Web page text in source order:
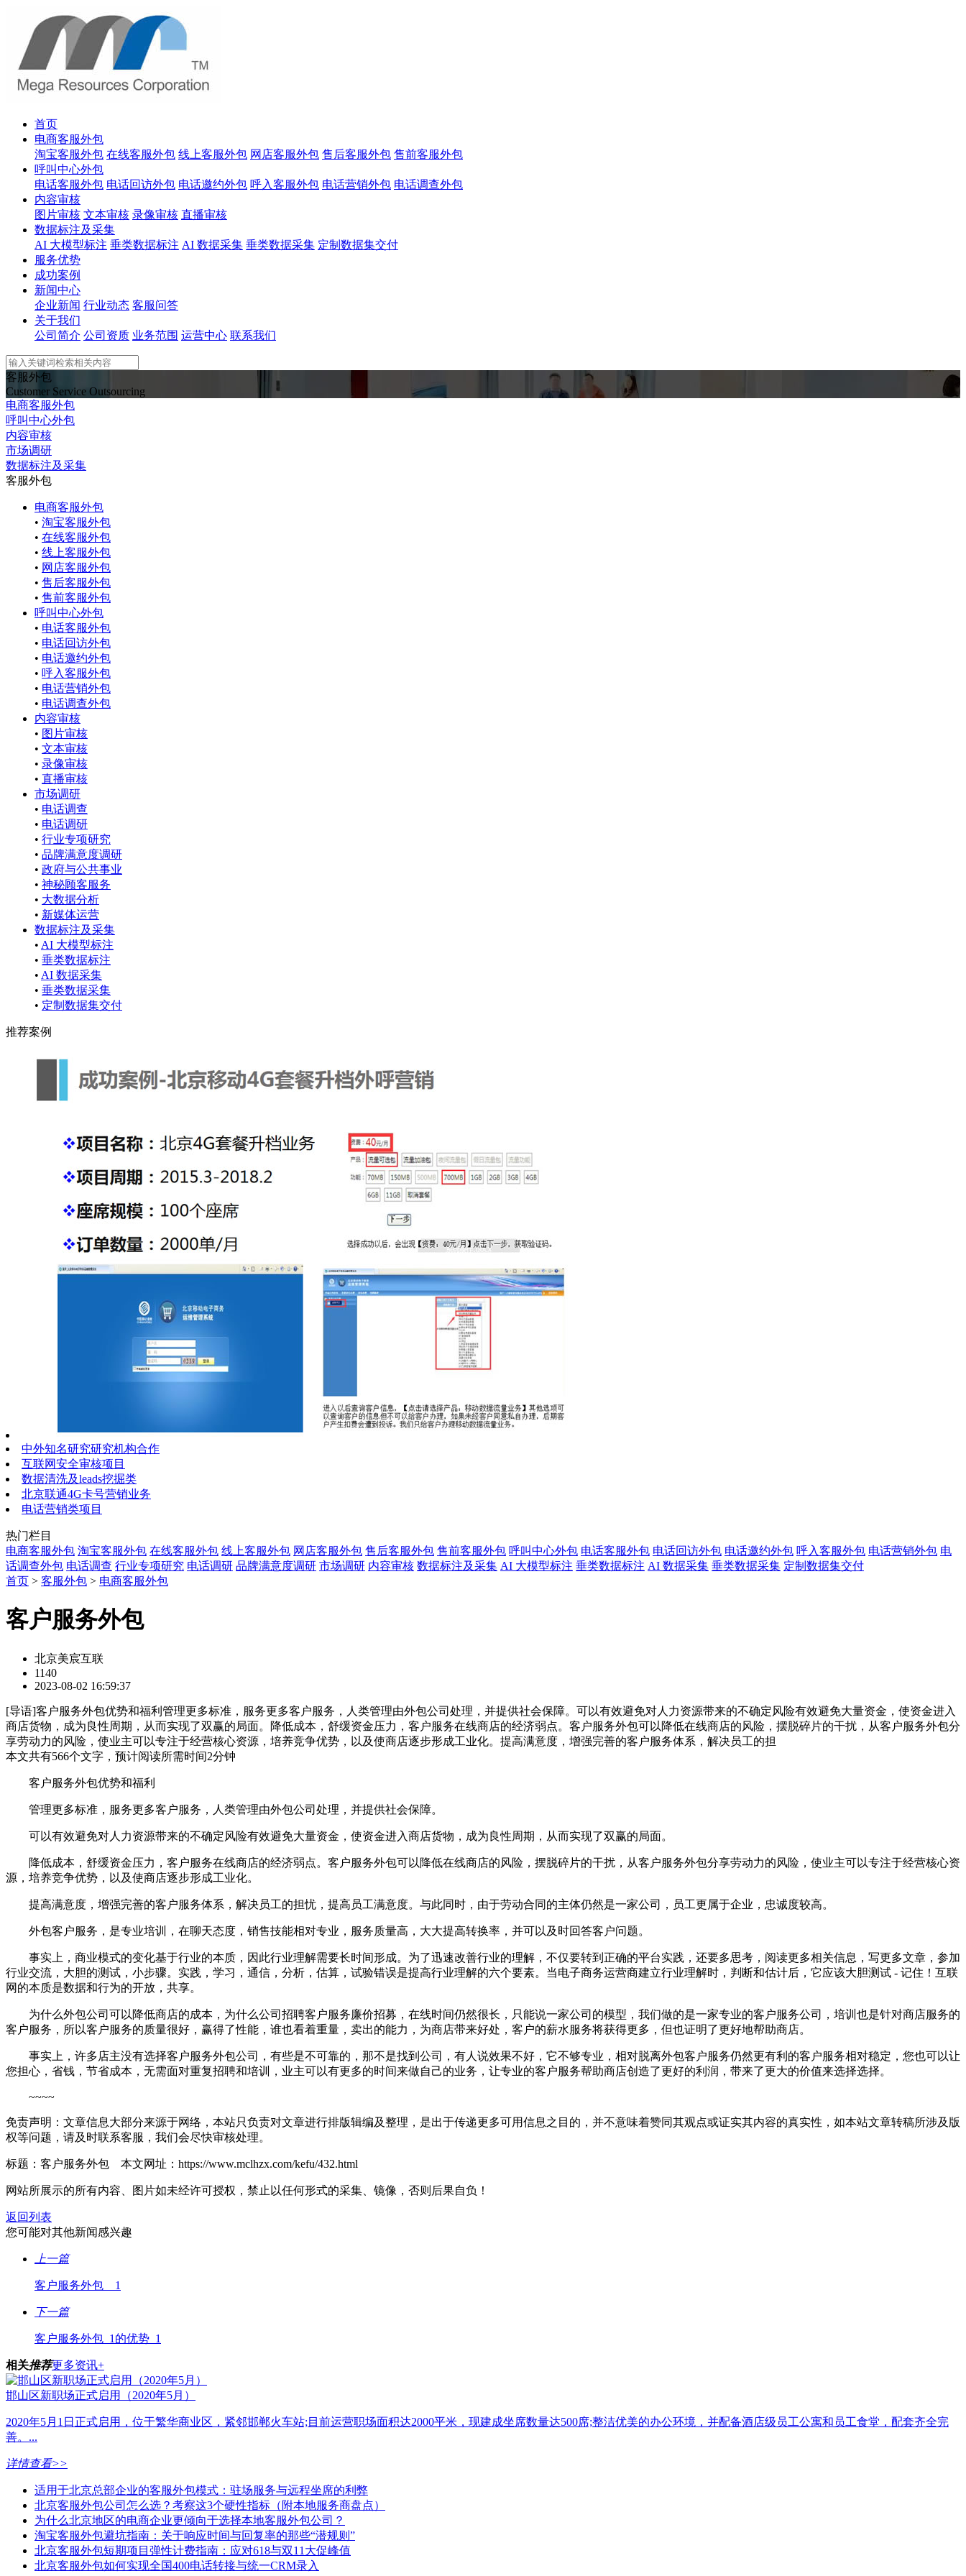
首页
电商客服外包
淘宝客服外包 在线客服外包 线上客服外包 网店客服外包 售后客服外包 售前客服外包
呼叫中心外包
电话客服外包 电话回访外包 电话邀约外包 呼入客服外包 电话营销外包 电话调查外包
内容审核
图片审核 文本审核 录像审核 直播审核
数据标注及采集
AI 大模型标注 垂类数据标注 AI 数据采集 垂类数据采集 定制数据集交付
服务优势
成功案例
新闻中心
企业新闻 行业动态 客服问答
关于我们
公司简介 公司资质 业务范围 运营中心 联系我们
客服外包
Customer Service Outsourcing
电商客服外包
呼叫中心外包
内容审核
市场调研
数据标注及采集
客服外包
电商客服外包
• 淘宝客服外包
• 在线客服外包
• 线上客服外包
• 网店客服外包
• 售后客服外包
• 售前客服外包
呼叫中心外包
• 电话客服外包
• 电话回访外包
• 电话邀约外包
• 呼入客服外包
• 电话营销外包
• 电话调查外包
内容审核
• 图片审核
• 文本审核
• 录像审核
• 直播审核
市场调研
• 电话调查
• 电话调研
• 行业专项研究
• 品牌满意度调研
• 政府与公共事业
• 神秘顾客服务
• 大数据分析
• 新媒体运营
数据标注及采集
• AI 大模型标注
• 垂类数据标注
• AI 数据采集
• 垂类数据采集
• 定制数据集交付
推荐案例
中外知名研究研究机构合作
互联网安全审核项目
数据清洗及leads挖掘类
北京联通4G卡号营销业务
电话营销类项目
热门栏目
电商客服外包 淘宝客服外包 在线客服外包 线上客服外包 网店客服外包 售后客服外包 售前客服外包 呼叫中心外包 电话客服外包 电话回访外包 电话邀约外包 呼入客服外包 电话营销外包 电
话调查外包 电话调查 行业专项研究 电话调研 品牌满意度调研 市场调研 内容审核 数据标注及采集 AI 大模型标注 垂类数据标注 AI 数据采集 垂类数据采集 定制数据集交付
首页 > 客服外包 > 电商客服外包
客户服务外包
北京美宸互联
1140
2023-08-02 16:59:37
[导语]客户服务外包优势和福利管理更多标准，服务更多客户服务，人类管理由外包公司处理，并提供社会保障。可以有效避免对人力资源带来的不确定风险有效避免大量资金，使资金进入
商店货物，成为良性周期，从而实现了双赢的局面。降低成本，舒缓资金压力，客户服务在线商店的经济弱点。客户服务外包可以降低在线商店的风险，摆脱碎片的干扰，从客户服务外包分
享劳动力的风险，使业主可以专注于经营核心资源，培养竞争优势，以及使商店逐步形成工业化。提高满意度，增强完善的客户服务体系，解决员工的担
本文共有566个文字，预计阅读所需时间2分钟
客户服务外包优势和福利
管理更多标准，服务更多客户服务，人类管理由外包公司处理，并提供社会保障。
可以有效避免对人力资源带来的不确定风险有效避免大量资金，使资金进入商店货物，成为良性周期，从而实现了双赢的局面。
降低成本，舒缓资金压力，客户服务在线商店的经济弱点。客户服务外包可以降低在线商店的风险，摆脱碎片的干扰，从客户服务外包分享劳动力的风险，使业主可以专注于经营核心资
源，培养竞争优势，以及使商店逐步形成工业化。
提高满意度，增强完善的客户服务体系，解决员工的担忧，提高员工满意度。与此同时，由于劳动合同的主体仍然是一家公司，员工更属于企业，忠诚度较高。
外包客户服务，是专业培训，在聊天态度，销售技能相对专业，服务质量高，大大提高转换率，并可以及时回答客户问题。
事实上，商业模式的变化基于行业的本质，因此行业理解需要长时间形成。为了迅速改善行业的理解，不仅要转到正确的平台实践，还要多思考，阅读更多相关信息，写更多文章，参加
行业交流，大胆的测试，小步骤。实践，学习，通信，分析，估算，试验错误是提高行业理解的六个要素。当电子商务运营商建立行业理解时，判断和估计后，它应该大胆测试 - 记住！互联
网的本质是数据和行为的开放，共享。
为什么外包公司可以降低商店的成本，为什么公司招聘客户服务廉价招募，在线时间仍然很长，只能说一家公司的模型，我们做的是一家专业的客户服务公司，培训也是针对商店服务的
客户服务，所以客户服务的质量很好，赢得了性能，谁也看着重量，卖出的能力，为商店带来好处，客户的薪水服务将获得更多，但也证明了更好地帮助商店。
事实上，许多店主没有选择客户服务外包公司，有些是不可靠的，那不是找到公司，有人说效果不好，它不够专业，相对脱离外包客户服务仍然更有利的客户服务相对稳定，您也可以让
您担心，省钱，节省成本，无需面对重复招聘和培训，业主可以有更多的时间来做自己的业务，让专业的客户服务帮助商店创造了更好的利润，带来了更大的价值来选择选择。
~~~~
免责声明：文章信息大部分来源于网络，本站只负责对文章进行排版辑编及整理，是出于传递更多可用信息之目的，并不意味着赞同其观点或证实其内容的真实性，如本站文章转稿所涉及版
权等问题，请及时联系客服，我们会尽快审核处理。
标题：客户服务外包 本文网址：https://www.mclhzx.com/kefu/432.html
网站所展示的所有内容、图片如未经许可授权，禁止以任何形式的采集、镜像，否则后果自负！
返回列表
您可能对其他新闻感兴趣
上一篇
客户服务外包 _ 1
下一篇
客户服务外包_1的优势_1
相关推荐更多资讯+
邯山区新职场正式启用（2020年5月）
2020年5月1日正式启用，位于繁华商业区，紧邻邯郸火车站;目前运营职场面积达2000平米，现建成坐席数量达500席;整洁优美的办公环境，并配备酒店级员工公寓和员工食堂，配套齐全完
善。...
详情查看>>
适用于北京总部企业的客服外包模式：驻场服务与远程坐席的利弊
北京客服外包公司怎么选？考察这3个硬性指标（附本地服务商盘点）
为什么北京地区的电商企业更倾向于选择本地客服外包公司？
淘宝客服外包避坑指南：关于响应时间与回复率的那些“潜规则”
北京客服外包短期项目弹性计费指南：应对618与双11大促峰值
北京客服外包如何实现全国400电话转接与统一CRM录入